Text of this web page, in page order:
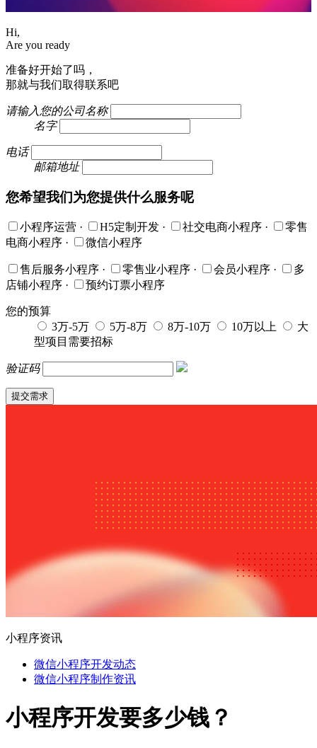
Hi,
Are you ready
准备好开始了吗，
那就与我们取得联系吧
请输入您的公司名称
名字
电话
邮箱地址
您希望我们为您提供什么服务呢
小程序运营 · H5定制开发 · 社交电商小程序 ·
零售
电商小程序 · 微信小程序
售后服务小程序 · 零售业小程序 · 会员小程序 ·
多
店铺小程序 · 预约订票小程序
您的预算
3万-5万
5万-8万 8万-10万 10万以上
大
型项目需要招标
验证码
小程序资讯
微信小程序开发动态
微信小程序制作资讯
小程序开发要多少钱？